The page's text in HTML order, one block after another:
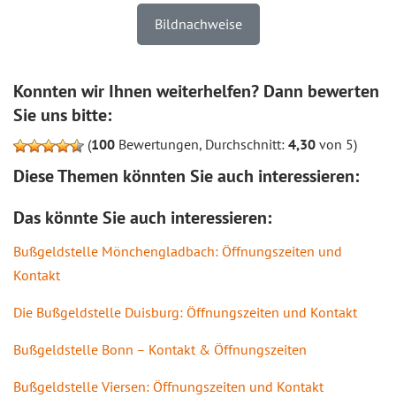
Bildnachweise
Konnten wir Ihnen weiterhelfen? Dann bewerten
Sie uns bitte:
(100 Bewertungen, Durchschnitt: 4,30 von 5)
Diese Themen könnten Sie auch interessieren:
Das könnte Sie auch interessieren:
Bußgeldstelle Mönchengladbach: Öffnungszeiten und
Kontakt
Die Bußgeldstelle Duisburg: Öffnungszeiten und Kontakt
Bußgeldstelle Bonn – Kontakt & Öffnungszeiten
Bußgeldstelle Viersen: Öffnungszeiten und Kontakt